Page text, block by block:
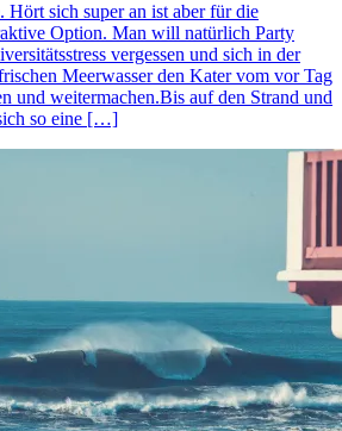
sich super an ist aber für die
Option. Man will natürlich Party
vergessen und sich in der
Meerwasser den Kater vom vor Tag
und weitermachen.Bis auf den Strand und
so eine […]